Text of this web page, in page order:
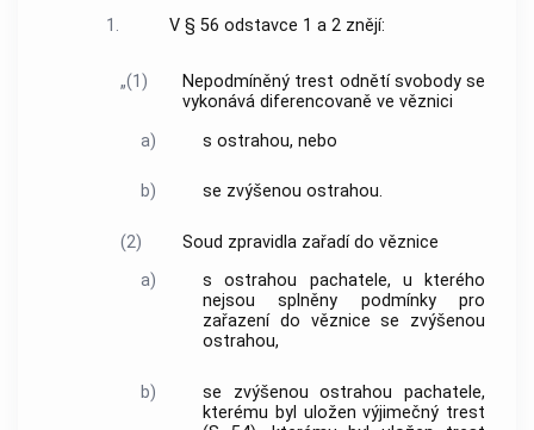
1.
V § 56 odstavce 1 a 2 znějí:
„(1)
Nepodmíněný trest odnětí svobody se
vykonává diferencovaně ve věznici
a)
s ostrahou, nebo
b) se zvýšenou ostrahou.
(2)
Soud zpravidla zařadí do věznice
a)
s ostrahou pachatele, u kterého
nejsou splněny podmínky pro
zařazení do věznice se zvýšenou
ostrahou,
b)
se zvýšenou ostrahou pachatele,
kterému byl uložen výjimečný trest